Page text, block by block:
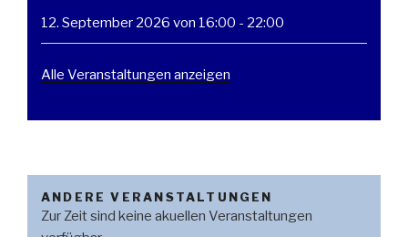
12. September 2026 von 16:00 - 22:00
Alle Veranstaltungen anzeigen
ANDERE VERANSTALTUNGEN
Zur Zeit sind keine akuellen Veranstaltungen